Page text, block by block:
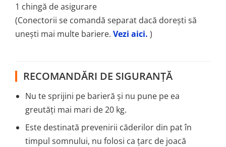
1 chingă de asigurare
(Conectorii se comandă separat dacă dorești să
unești mai multe bariere. Vezi aici. )
RECOMANDĂRI DE SIGURANȚĂ
Nu te sprijini pe barieră și nu pune pe ea
greutăți mai mari de 20 kg.
Este destinată prevenirii căderilor din pat în
timpul somnului, nu folosi ca țarc de joacă